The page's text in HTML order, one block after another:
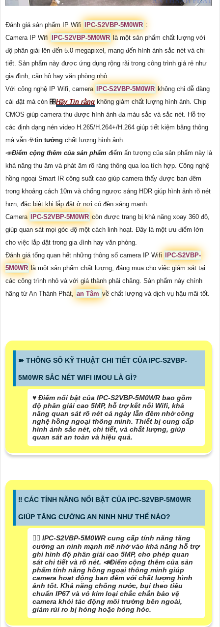
Đánh giá sản phẩm IP Wifi IPC-S2VBP-5M0WR :
Camera IP Wifi
IPC-S2VBP-5M0WR là một sản phẩm chất lượng với
độ phân giải lên đến 5.0 megapixel, mang đến hình ảnh sắc nét và chi
tiết. Sản phẩm này được ứng dụng rộng rãi trong công trình giá rẻ như
gia đình, căn hộ hay văn phòng nhỏ.
Với công nghệ IP Wifi, camera
IPC-S2VBP-5M0WR không chỉ dễ dàng
cài đặt mà còn 🎛Hãy Tin rằng không giảm chất lượng hình ảnh. Chip
CMOS giúp camera thu được hình ảnh đa màu sắc và sắc nét. Hỗ trợ
các định dạng nén video H.265/H.264+/H.264 giúp tiết kiệm băng thông
mà vẫn ☣️tin tưởng chất lượng hình ảnh.
📣Điểm cộng thêm của sản phẩm điểm ấn tượng của sản phẩm này là
khả năng thu âm và phát âm rõ ràng thông qua loa tích hợp. Công nghệ
hồng ngoại Smart IR công suất cao giúp camera thấy được ban đêm
trong khoảng cách 10m và chống ngược sáng HDR giúp hình ảnh rõ nét
hơn, đặc biệt khi lắp đặt ở nơi có đèn sáng mạnh.
Camera
IPC-S2VBP-5M0WR còn được trang bị khả năng xoay 360 độ,
giúp quan sát mọi góc độ một cách linh hoạt. Đây là một ưu điểm lớn
cho việc lắp đặt trong gia đình hay văn phòng.
Đánh giá tổng quan hết những thông số camera IP Wifi
IPC-S2VBP-
5M0WR là một sản phẩm chất lượng, đáng mua cho việc giám sát tại
các công trình nhỏ và với giá thành phải chăng. Sản phẩm này chính
hãng từ An Thành Phát, an Tâm về chất lượng và dịch vụ hậu mãi tốt.
➽ THÔNG SỐ KỸ THUẬT CHI TIẾT CỦA IPC-S2VBP-
5M0WR SẮC NÉT WIFI IMOU LÀ GÌ?
♥️ Điểm nổi bật của IPC-S2VBP-5M0WR bao gồm
độ phân giải cao 5MP, hỗ trợ kết nối Wifi, khả
năng quan sát rõ nét cả ngày lẫn đêm nhờ công
nghệ hồng ngoại thông minh. Thiết bị cung cấp
hình ảnh sắc nét, chi tiết, và chất lượng, giúp
quan sát an toàn và hiệu quả.
‼️ CÁC TÍNH NĂNG NỔI BẬT CỦA IPC-S2VBP-5M0WR
GIÚP TĂNG CƯỜNG AN NINH NHƯ THẾ NÀO?
❤️‍💋‍ IPC-S2VBP-5M0WR cung cấp tính năng tăng
cường an ninh mạnh mẽ nhờ vào khả năng hỗ trợ
ghi hình độ phân giải cao 5MP, cho phép quan
sát chi tiết và rõ nét. 📣Điểm cộng thêm của sản
phẩm tính năng hồng ngoại thông minh giúp
camera hoạt động ban đêm với chất lượng hình
ảnh tốt. Khả năng chống nước, bụi theo tiêu
chuẩn IP67 và vỏ kim loại chắc chắn bảo vệ
camera khỏi tác động môi trường bên ngoài,
giảm rủi ro bị hỏng hoặc hỏng hóc.